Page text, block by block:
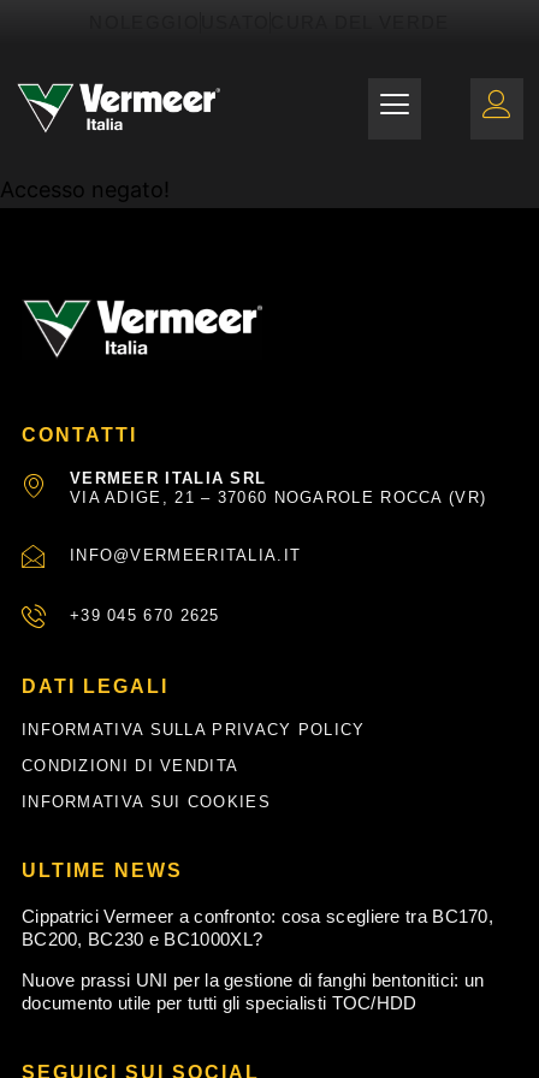
contenuto
Accesso negato!
CONTATTI
VERMEER ITALIA SRL
VIA ADIGE, 21 – 37060 NOGAROLE ROCCA (VR)
INFO@VERMEERITALIA.IT
+39 045 670 2625
DATI LEGALI
INFORMATIVA SULLA PRIVACY POLICY
CONDIZIONI DI VENDITA
INFORMATIVA SUI COOKIES
ULTIME NEWS
Cippatrici Vermeer a confronto: cosa scegliere tra BC170,
BC200, BC230 e BC1000XL?
Nuove prassi UNI per la gestione di fanghi bentonitici: un
documento utile per tutti gli specialisti TOC/HDD
SEGUICI SUI SOCIAL